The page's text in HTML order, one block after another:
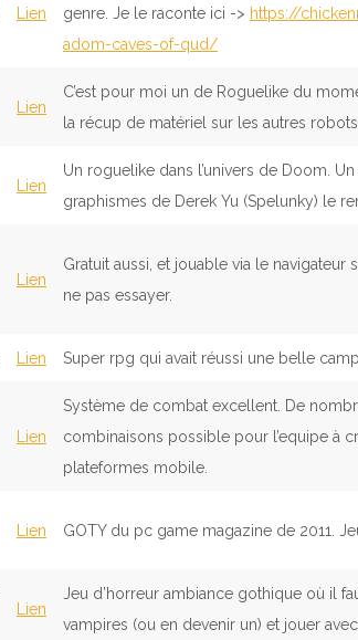
Lien
genre. Je le raconte ici -> https://
adom-caves-of-qud/
Lien
C’est pour moi un de Roguelike du
la récup de matériel sur les autres
Lien
Un roguelike dans l’univers de Doom.
graphismes de Derek Yu (Spelunky) le
Lien
Gratuit aussi, et jouable via le navigateur
ne pas essayer.
Lien Super rpg qui avait réussi une belle
Lien
Système de combat excellent. De
combinaisons possible pour l’equipe à
plateformes mobile.
Lien GOTY du pc game magazine de 2011.
Lien
Jeu d’horreur ambiance gothique où il
vampires (ou en devenir un) et jouer